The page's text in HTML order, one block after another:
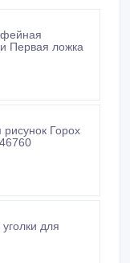
Первая ложка
Горох
для